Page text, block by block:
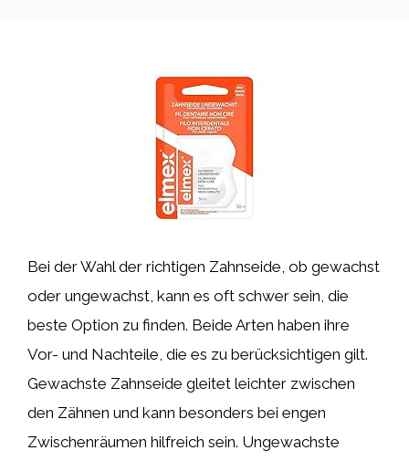
Bei der Wahl der richtigen Zahnseide, ob gewachst
oder ungewachst, kann es oft schwer sein, die
beste Option zu finden. Beide Arten haben ihre
Vor- und Nachteile, die es zu berücksichtigen gilt.
Gewachste Zahnseide gleitet leichter zwischen
den Zähnen und kann besonders bei engen
Zwischenräumen hilfreich sein. Ungewachste